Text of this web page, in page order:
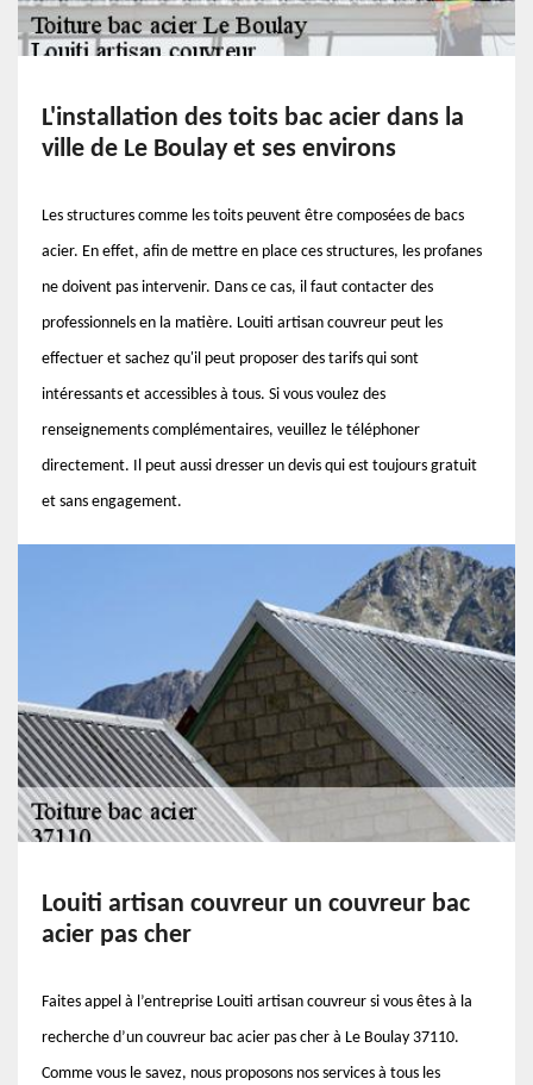
L'installation des toits bac acier dans la
ville de Le Boulay et ses environs
Les structures comme les toits peuvent être composées de bacs
acier. En effet, afin de mettre en place ces structures, les profanes
ne doivent pas intervenir. Dans ce cas, il faut contacter des
professionnels en la matière. Louiti artisan couvreur peut les
effectuer et sachez qu'il peut proposer des tarifs qui sont
intéressants et accessibles à tous. Si vous voulez des
renseignements complémentaires, veuillez le téléphoner
directement. Il peut aussi dresser un devis qui est toujours gratuit
et sans engagement.
Louiti artisan couvreur un couvreur bac
acier pas cher
Faites appel à l’entreprise Louiti artisan couvreur si vous êtes à la
recherche d’un couvreur bac acier pas cher à Le Boulay 37110.
Comme vous le savez, nous proposons nos services à tous les